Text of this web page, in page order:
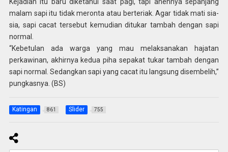
malam sapi itu tidak meronta atau berteriak. Agar tidak mati sia-
sia, sapi cacat tersebut kemudian ditukar tambah dengan sapi
normal.
“Kebetulan ada warga yang mau melaksanakan hajatan
perkawinan, akhirnya kedua piha sepakat tukar tambah dengan
sapi normal. Sedangkan sapi yang cacat itu langsung disembelih,”
pungkasnya. (BS)
Katingan 861 Slider 755